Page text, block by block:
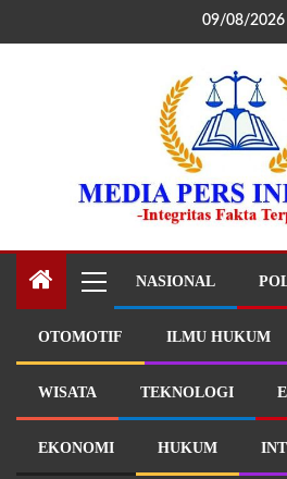
09/08/2026
NASIONAL
OTOMOTIF ILMU HUKUM
WISATA TEKNOLOGI
EKONOMI HUKUM